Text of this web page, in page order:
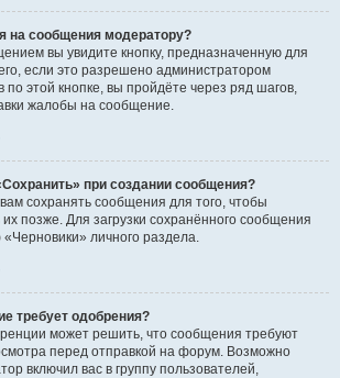
на сообщения модератору?
вы увидите кнопку, предназначенную для
если это разрешено администратором
этой кнопке, вы пройдёте через ряд шагов,
жалобы на сообщение.
при создании сообщения?
сохранять сообщения для того, чтобы
их позже. Для загрузки сохранённого сообщения
личного раздела.
требует одобрения?
может решить, что сообщения требуют
перед отправкой на форум. Возможно
включил вас в группу пользователей,